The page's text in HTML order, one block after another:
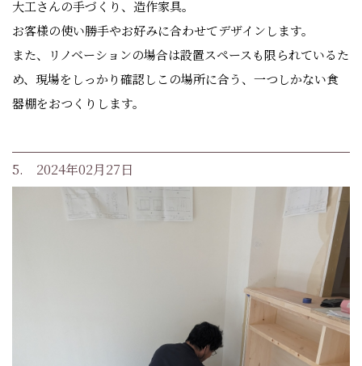
大工さんの手づくり、造作家具。
お客様の使い勝手やお好みに合わせてデザインします。
また、リノベーションの場合は設置スペースも限られているた
め、現場をしっかり確認しこの場所に合う、一つしかない食
器棚をおつくりします。
5. 2024年02月27日